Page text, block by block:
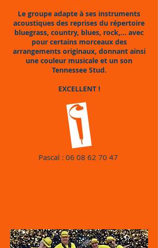
Le groupe adapte à ses instruments
acoustiques des reprises du répertoire
bluegrass, country, blues, rock,... avec
pour certains morceaux des
arrangements originaux, donnant ainsi
une couleur musicale et un son
Tennessee Stud.
EXCELLENT !
Pascal : 06 08 62 70 47